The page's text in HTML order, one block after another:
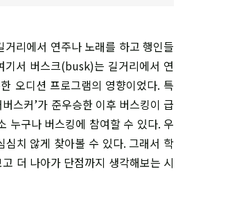
리에서 연주나 노래를 하고 행인들
기서 버스크(busk)는 길거리에서 연
오디션 프로그램의 영향이었다. 특
스커’가 준우승한 이후 버스킹이 급
누구나 버스킹에 참여할 수 있다. 우
치 않게 찾아볼 수 있다. 그래서 학
더 나아가 단점까지 생각해보는 시